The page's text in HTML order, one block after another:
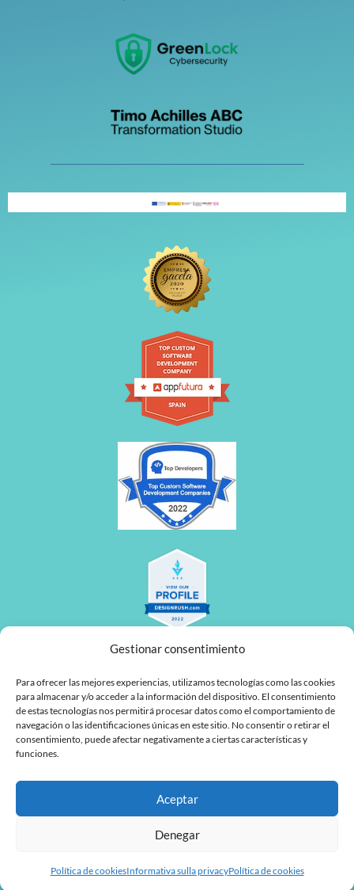
Gestionar consentimiento
Para ofrecer las mejores experiencias, utilizamos tecnologías como las cookies
para almacenar y/o acceder a la información del dispositivo. El consentimiento
de estas tecnologías nos permitirá procesar datos como el comportamiento de
navegación o las identificaciones únicas en este sitio. No consentir o retirar el
consentimiento, puede afectar negativamente a ciertas características y
funciones.
Aceptar
Denegar
Política de cookiesInformativa sulla privacyPolítica de cookies
L
n
k
e
d
F
e
o
MyTaskPanel Consulting